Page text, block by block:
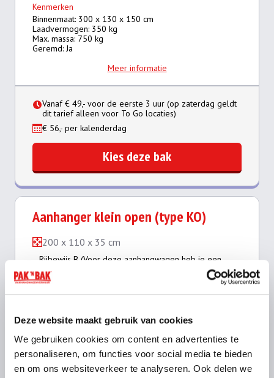
Deze website maakt gebruik van cookies
We gebruiken cookies om content en advertenties te
personaliseren, om functies voor social media te bieden
en om ons websiteverkeer te analyseren. Ook delen we
Kenmerken
Binnenmaat: 300 x 130 x 150 cm
Laadvermogen: 350 kg
Max. massa: 750 kg
Geremd: Ja
Meer informatie
Vanaf € 49,- voor de eerste 3 uur (op zaterdag geldt
dit tarief alleen voor To Go locaties)
€ 56,- per kalenderdag
Kies deze bak
Aanhanger klein open (type KO)
200 x 110 x 35 cm
Rijbewijs B (Voor deze aanhangwagen heb je een
eigen witte kentekenplaat nodig)